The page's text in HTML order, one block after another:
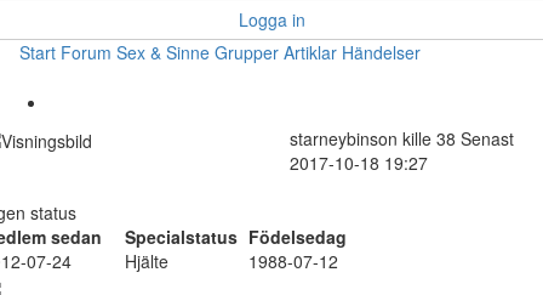
Logga in
Start Forum Sex & Sinne Grupper Artiklar Händelser
starneybinson kille 38 Senast
2017-10-18 19:27
status
sedan
Specialstatus Födelsedag
07-24
Hjälte 1988-07-12